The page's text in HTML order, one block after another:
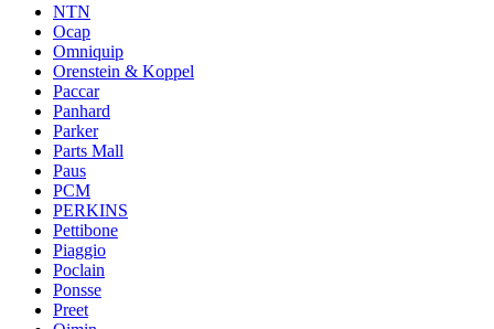
NTN
Ocap
Omniquip
Orenstein & Koppel
Paccar
Panhard
Parker
Parts Mall
Paus
PCM
PERKINS
Pettibone
Piaggio
Poclain
Ponsse
Preet